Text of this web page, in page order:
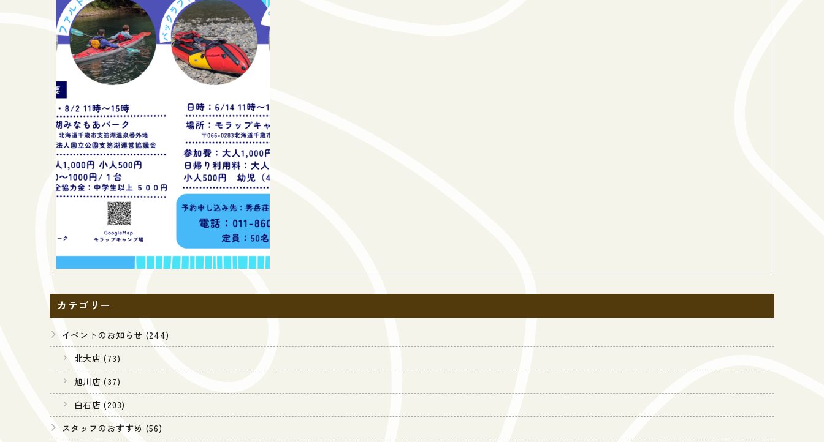
カテゴリー
イベントのお知らせ (244)
北大店 (73)
旭川店 (37)
白石店 (203)
スタッフのおすすめ (56)